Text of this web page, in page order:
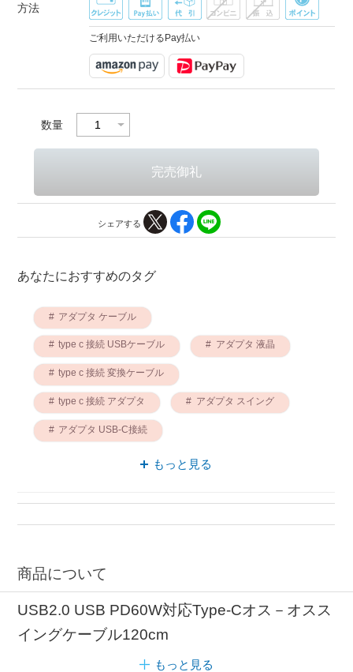
方法
ご利用いただけるPay払い
数量
シェアする
あなたにおすすめのタグ
アダプタ ケーブル
type c 接続 USBケーブル アダプタ 液晶
type c 接続 変換ケーブル
type c 接続 アダプタ アダプタ スイング
アダプタ USB-C接続
USB-C接続 USBケーブル
もっと見る
商品について
USB2.0 USB PD60W対応Type-Cオス－オスス
イングケーブル120cm
もっと見る